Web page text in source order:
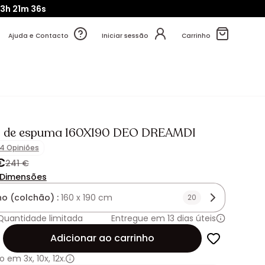
21m 35s
Ajuda e Contacto Iniciar sessão Carrinho
espuma 160X190 DEO DREAMDI
Opiniões
241 €
(colchão) : 160 x 190 cm 20
limitada
Entregue em 13 dias úteis
Adicionar ao carrinho
em 3x, 10x, 12x.